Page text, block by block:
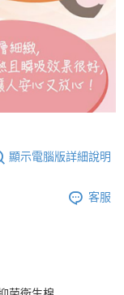
顯示電腦版詳細說明
客服